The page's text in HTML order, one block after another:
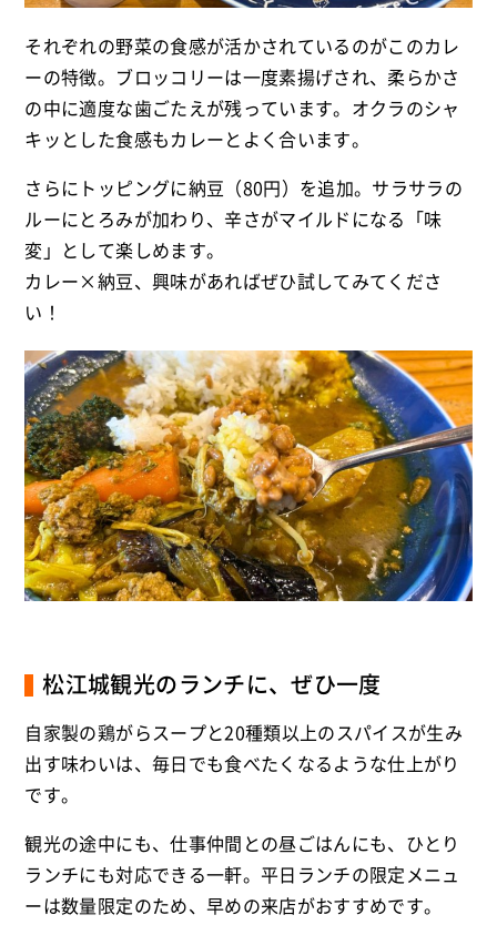
それぞれの野菜の食感が活かされているのがこのカレ
ーの特徴。ブロッコリーは一度素揚げされ、柔らかさ
の中に適度な歯ごたえが残っています。オクラのシャ
キッとした食感もカレーとよく合います。
さらにトッピングに納豆（80円）を追加。サラサラの
ルーにとろみが加わり、辛さがマイルドになる「味
変」として楽しめます。
カレー×納豆、興味があればぜひ試してみてくださ
い！
松江城観光のランチに、ぜひ一度
自家製の鶏がらスープと20種類以上のスパイスが生み
出す味わいは、毎日でも食べたくなるような仕上がり
です。
観光の途中にも、仕事仲間との昼ごはんにも、ひとり
ランチにも対応できる一軒。平日ランチの限定メニュ
ーは数量限定のため、早めの来店がおすすめです。